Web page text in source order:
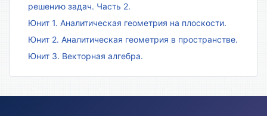
решению задач. Часть 2.
Юнит 1. Аналитическая геометрия на плоскости.
Юнит 2. Аналитическая геометрия в пространстве.
Юнит 3. Векторная алгебра.